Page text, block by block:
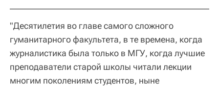
"Десятилетия во главе самого сложного
гуманитарного факультета, в те времена, когда
журналистика была только в МГУ, когда лучшие
преподаватели старой школы читали лекции
многим поколениям студентов, ныне